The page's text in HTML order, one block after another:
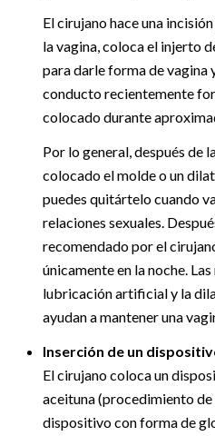
El cirujano hace una
la vagina, coloca el injerto
para darle forma de vagina
conducto recientemente
colocado durante
Por lo general, después de
colocado el molde o un
puedes quitártelo cuando
relaciones sexuales.
recomendado por el
únicamente en la noche.
lubricación artificial y la
ayudan a mantener una
Inserción de un
El cirujano coloca un
aceituna (procedimiento
dispositivo con forma de